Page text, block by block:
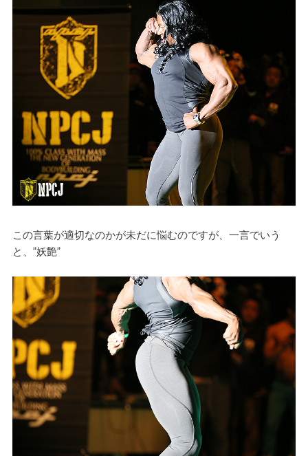
この言葉が適切なのかが未だに悩むのですが、一言でいう
と、”妖艶”